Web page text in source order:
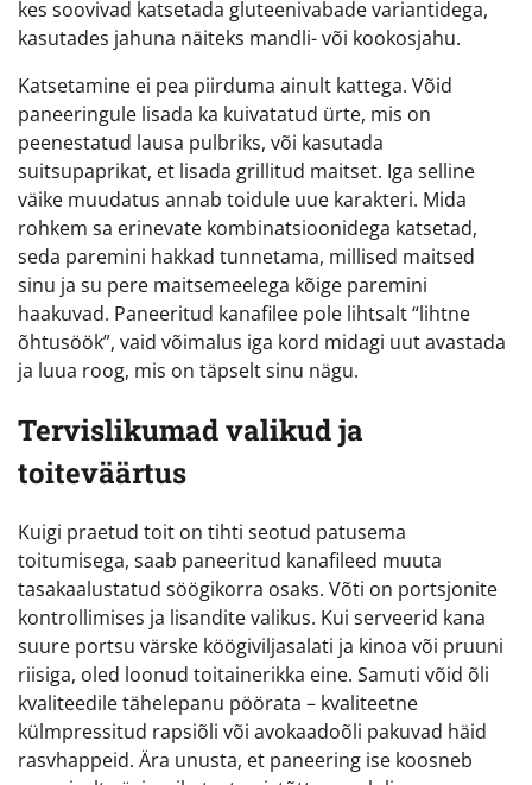
kes soovivad katsetada gluteenivabade variantidega,
kasutades jahuna näiteks mandli- või kookosjahu.
Katsetamine ei pea piirduma ainult kattega. Võid
paneeringule lisada ka kuivatatud ürte, mis on
peenestatud lausa pulbriks, või kasutada
suitsupaprikat, et lisada grillitud maitset. Iga selline
väike muudatus annab toidule uue karakteri. Mida
rohkem sa erinevate kombinatsioonidega katsetad,
seda paremini hakkad tunnetama, millised maitsed
sinu ja su pere maitsemeelega kõige paremini
haakuvad. Paneeritud kanafilee pole lihtsalt “lihtne
õhtusöök”, vaid võimalus iga kord midagi uut avastada
ja luua roog, mis on täpselt sinu nägu.
Tervislikumad valikud ja
toiteväärtus
Kuigi praetud toit on tihti seotud patusema
toitumisega, saab paneeritud kanafileed muuta
tasakaalustatud söögikorra osaks. Võti on portsjonite
kontrollimises ja lisandite valikus. Kui serveerid kana
suure portsu värske köögiviljasalati ja kinoa või pruuni
riisiga, oled loonud toitainerikka eine. Samuti võid õli
kvaliteedile tähelepanu pöörata – kvaliteetne
külmpressitud rapsiõli või avokaadoõli pakuvad häid
rasvhappeid. Ära unusta, et paneering ise koosneb